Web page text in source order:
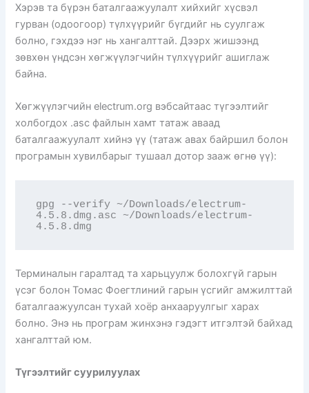
Хэрэв та бүрэн баталгаажуулалт хийхийг хүсвэл
гурван (одоогоор) түлхүүрийг бүгдийг нь суулгаж
болно, гэхдээ нэг нь хангалттай. Дээрх жишээнд
зөвхөн үндсэн хөгжүүлэгчийн түлхүүрийг ашиглаж
байна.
Хөгжүүлэгчийн electrum.org вэбсайтаас түгээлтийг
холбогдох .asc файлын хамт татаж аваад
баталгаажуулалт хийнэ үү (татаж авах байршил болон
програмын хувилбарыг тушаал дотор зааж өгнө үү):
gpg --verify ~/Downloads/electrum-
4.5.8.dmg.asc ~/Downloads/electrum-
4.5.8.dmg
Терминалын гаралтад та харьцуулж болохгүй гарын
үсэг болон Томас Фоегтлиний гарын үсгийг амжилттай
баталгаажуулсан тухай хоёр анхааруулгыг харах
болно. Энэ нь програм жинхэнэ гэдэгт итгэлтэй байхад
хангалттай юм.
Түгээлтийг суурилуулах